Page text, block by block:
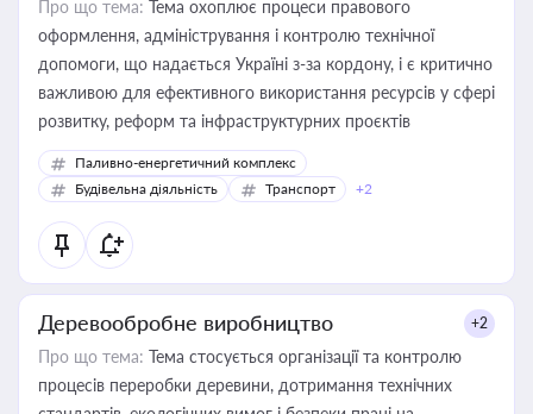
Про що тема: Тема охоплює процеси правового
оформлення, адміністрування і контролю технічної
допомоги, що надається Україні з-за кордону, і є критично
важливою для ефективного використання ресурсів у сфері
розвитку, реформ та інфраструктурних проєктів
Паливно-енергетичний комплекс
Будівельна діяльність
Транспорт +2
Деревообробне виробництво +2
Про що тема: Тема стосується організації та контролю
процесів переробки деревини, дотримання технічних